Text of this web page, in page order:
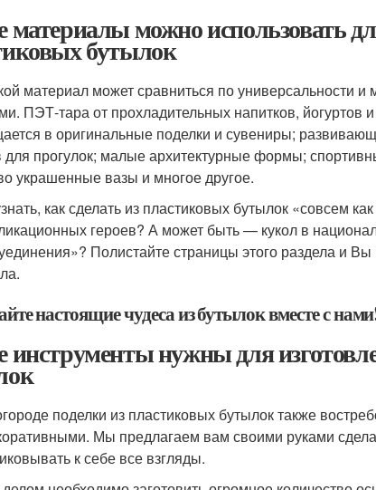
материалы можно использовать
бутылок
материал может сравниться по универсальности
ПЭТ-тара от прохладительных напитков, йогуртов
в оригинальные поделки и сувениры;
для прогулок; малые архитектурные формы;
украшенные вазы и многое другое.
как сделать из пластиковых бутылок «совсем
героев? А может быть — кукол в
Полистайте страницы этого раздела и
настоящие чудеса из бутылок вместе с
инструменты нужны для
поделки из пластиковых бутылок также
Мы предлагаем вам своими руками
к себе все взгляды.